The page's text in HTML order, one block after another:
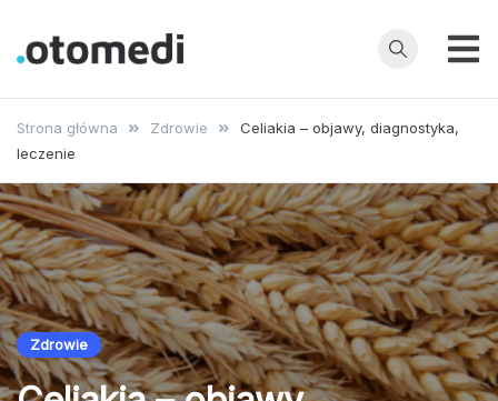
OtoMedi.pl
choroby,
i profilaktyka
Strona główna Zdrowie
Celiakia – objawy, diagnostyka,
leczenie
Zdrowie